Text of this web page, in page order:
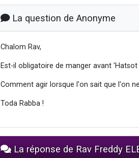
La question de Anonyme
Chalom Rav,
Est-il obligatoire de manger avant
Comment agir lorsque l'on sait que l'on
Toda Rabba !
La réponse de Rav Freddy